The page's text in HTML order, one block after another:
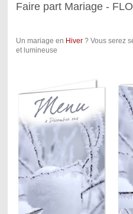
Faire part Mariage -
Un mariage en Hiver? Vous serez
et lumineuse